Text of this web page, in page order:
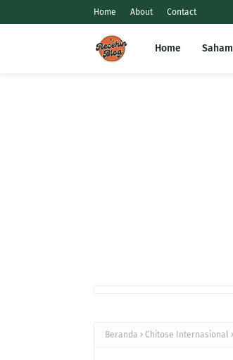
Home About Contact
Home Saham
Beranda Chitose Internasional